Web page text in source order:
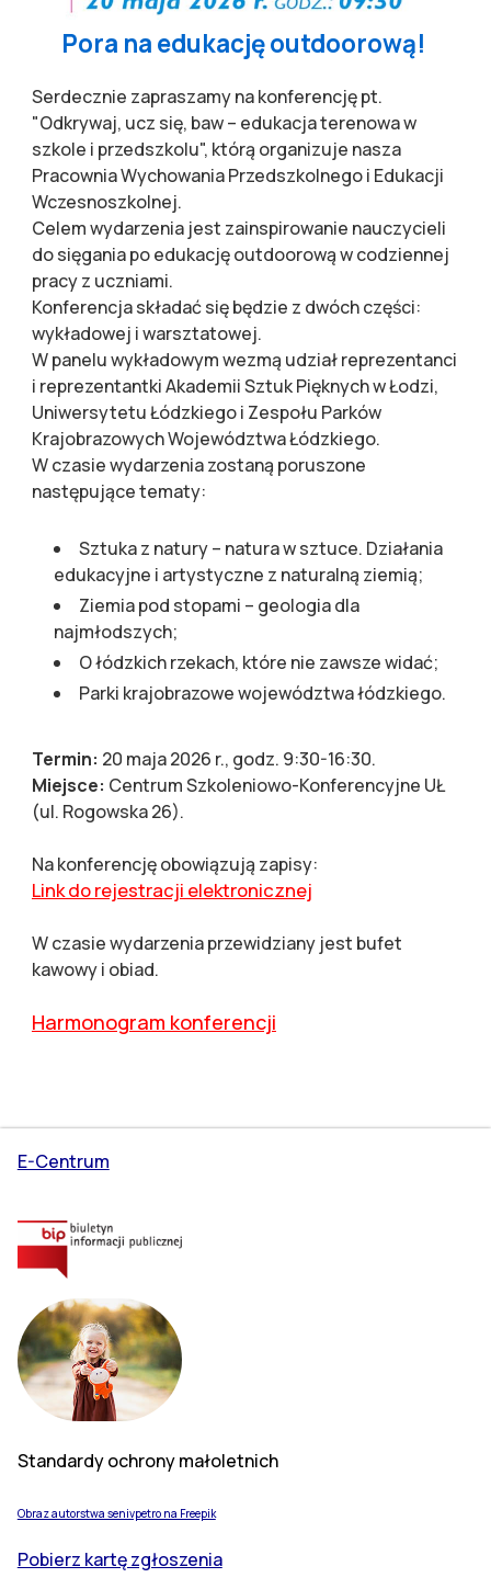
Pora na edukację outdoorową!
Serdecznie zapraszamy na konferencję pt.
"Odkrywaj, ucz się, baw – edukacja terenowa w
szkole i przedszkolu", którą organizuje nasza
Pracownia Wychowania Przedszkolnego i Edukacji
Wczesnoszkolnej.
Celem wydarzenia jest zainspirowanie nauczycieli
do sięgania po edukację outdoorową w codziennej
pracy z uczniami.
Konferencja składać się będzie z dwóch części:
wykładowej i warsztatowej.
W panelu wykładowym wezmą udział reprezentanci
i reprezentantki Akademii Sztuk Pięknych w Łodzi,
Uniwersytetu Łódzkiego i Zespołu Parków
Krajobrazowych Województwa Łódzkiego.
W czasie wydarzenia zostaną poruszone
następujące tematy:
Sztuka z natury – natura w sztuce. Działania
edukacyjne i artystyczne z naturalną ziemią;
Ziemia pod stopami – geologia dla
najmłodszych;
O łódzkich rzekach, które nie zawsze widać;
Parki krajobrazowe województwa łódzkiego.
Termin: 20 maja 2026 r., godz. 9:30-16:30.
Miejsce: Centrum Szkoleniowo-Konferencyjne UŁ
(ul. Rogowska 26).
Na konferencję obowiązują zapisy:
Link do rejestracji elektronicznej
W czasie wydarzenia przewidziany jest bufet
kawowy i obiad.
Harmonogram konferencji
E-Centrum
Standardy ochrony małoletnich
Obraz autorstwa senivpetro na Freepik
Pobierz kartę zgłoszenia